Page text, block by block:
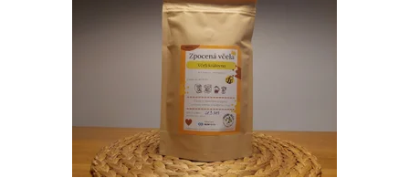
Včelí královna je čerstvě pražená káva na espreso s chutí
oříškové čokolády. Ideální do automatu.
Napražíme
Zpocená včela